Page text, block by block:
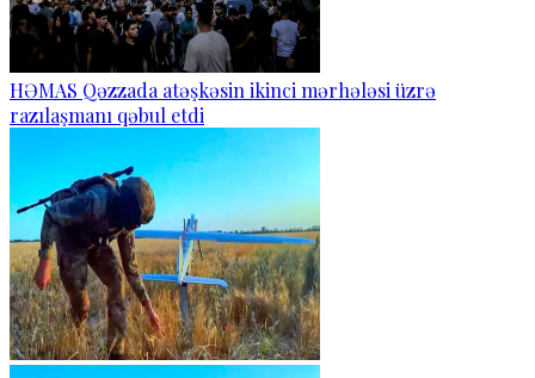
HƏMAS Qəzzada atəşkəsin ikinci mərhələsi üzrə
razılaşmanı qəbul etdi